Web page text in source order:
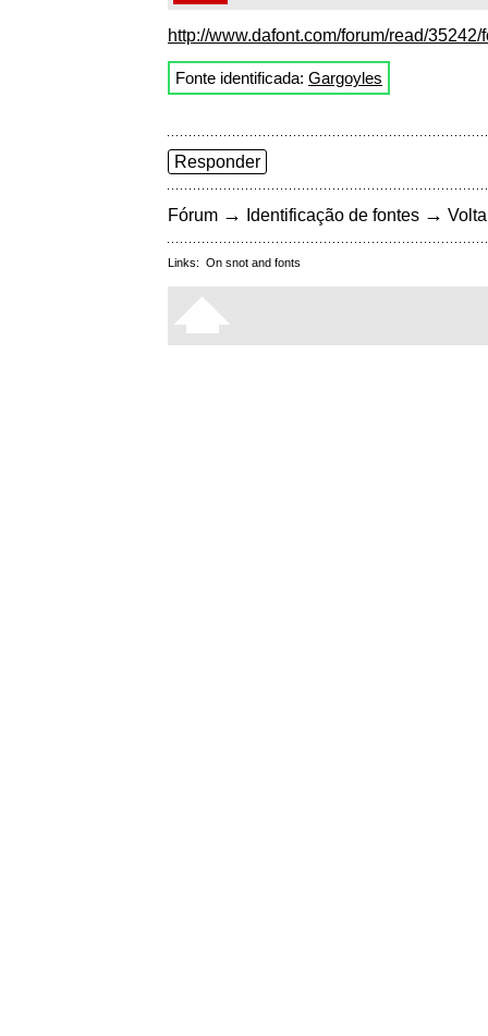
http://www.dafont.com/forum/read/35242/
Fonte identificada: Gargoyles
Responder
Fórum → Identificação de fontes →
Links: On snot and fonts